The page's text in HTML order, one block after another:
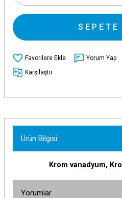
SEPETE
Yorum Yap
Karşılaştır
Ürün Bilgisi
Krom vanadyum,
Yorumlar